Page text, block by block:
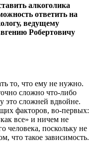
алкоголика
ответить на
ведущему
Робертовичу
то, что ему не нужно.
сложно что-либо
это сложней вдвойне.
факторов, во-первых:
все» и ничем не
человека, поскольку не
что такое зависимость.